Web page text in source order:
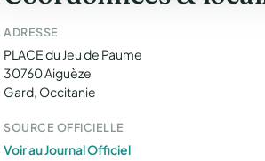
ADRESSE
PLACE du Jeu de Paume
30760 Aiguèze
Gard, Occitanie
SOURCE OFFICIELLE
Voir au Journal Officiel